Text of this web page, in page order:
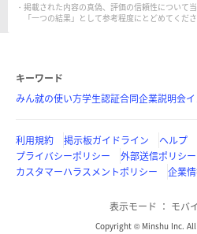
掲載された内容の真偽、評価の信頼性について
「一つの結果」として参考程度にとどめてくださ
キーワード
みん就の使い方学生認証合同企業説明会
利用規約 掲示板ガイドライン ヘルプ
プライバシーポリシー
外部送信ポリシー
カスタマーハラスメントポリシー
企業
表示モード モバ
Copyright © Minshu Inc.